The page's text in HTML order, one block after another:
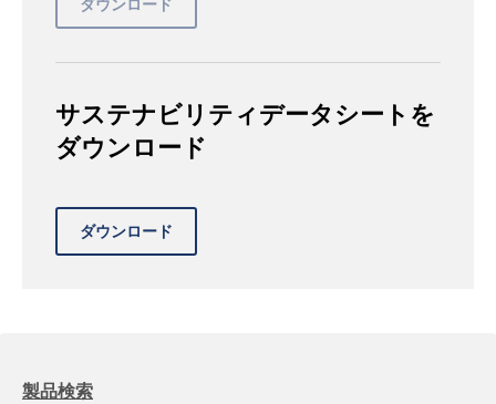
サステナビリティデータシートを
ダウンロード
製品検索